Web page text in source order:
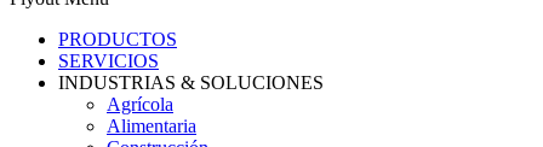
PRODUCTOS
SERVICIOS
INDUSTRIAS & SOLUCIONES
Agrícola
Alimentaria